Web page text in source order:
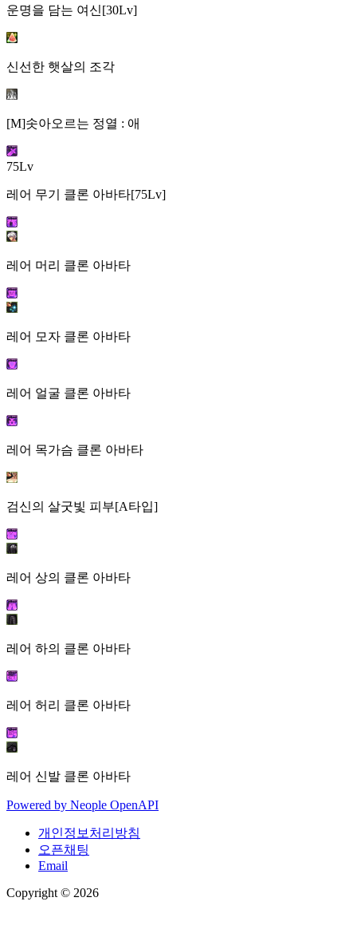
운명을 담는 여신[30Lv]
신선한 햇살의 조각
[M]솟아오르는 정열 : 애
75Lv
레어 무기 클론 아바타[75Lv]
레어 머리 클론 아바타
레어 모자 클론 아바타
레어 얼굴 클론 아바타
레어 목가슴 클론 아바타
검신의 살굿빛 피부[A타입]
레어 상의 클론 아바타
레어 하의 클론 아바타
레어 허리 클론 아바타
레어 신발 클론 아바타
Powered by Neople OpenAPI
개인정보처리방침
오픈채팅
Email
Copyright © 2026